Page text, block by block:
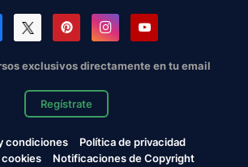
exclusivos directamente en tu email
Regístrate
condiciones
Política de privacidad
cookies
Notificaciones de Copyright